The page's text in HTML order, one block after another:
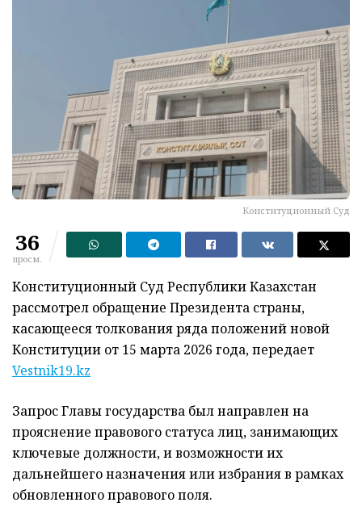
Конституционный Суд
36
просм.
Конституционный Суд Республики Казахстан
рассмотрел обращение Президента страны,
касающееся толкования ряда положений новой
Конституции от 15 марта 2026 года, передает
Vestnik19.kz
Запрос Главы государства был направлен на
прояснение правового статуса лиц, занимающих
ключевые должности, и возможности их
дальнейшего назначения или избрания в рамках
обновленного правового поля.